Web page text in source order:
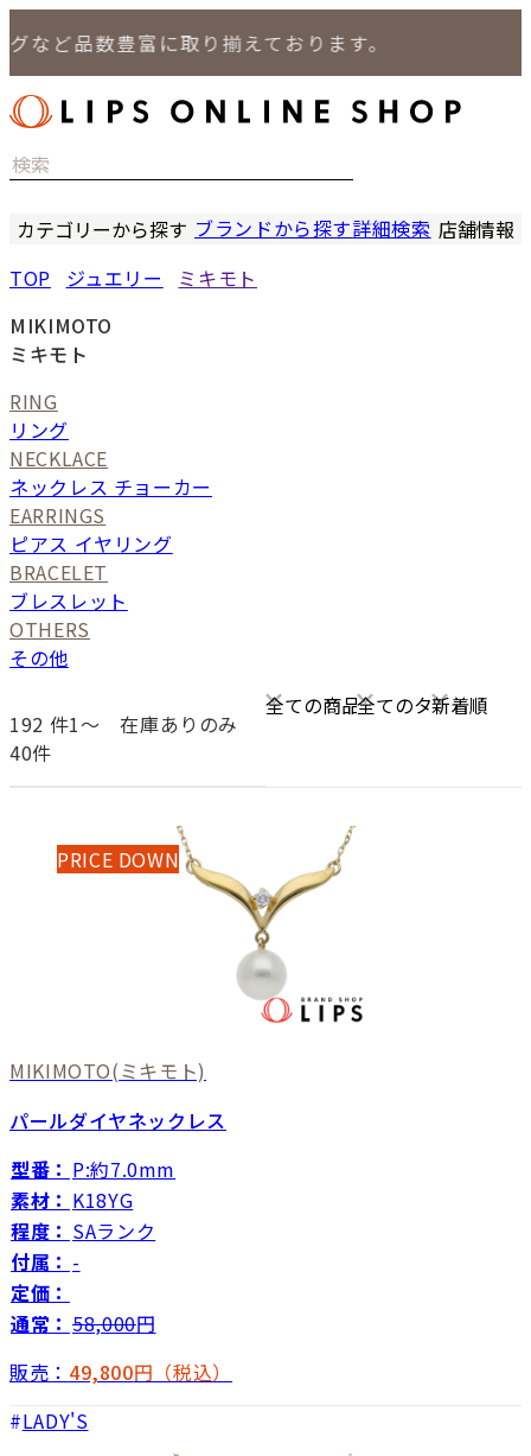
品数豊富に取り揃えております。
カテゴリーから探す
バッグ
小物
ジュエリー
セール商品
特集
ブランドから探す詳細検索 店舗情報
TOP ジュエリー
ミキモト
MIKIMOTO
ミキモト
RING
リング
NECKLACE
ネックレス チョーカー
EARRINGS
ピアス イヤリング
BRACELET
ブレスレット
OTHERS
その他
192 件1〜
40件
在庫ありのみ
PRICE DOWN
MIKIMOTO(ミキモト)
パールダイヤネックレス
型番： P:約7.0mm
素材： K18YG
程度： SAランク
付属： -
定価：
通常： 58,000円
販売： 49,800円（税込）
LADY'S